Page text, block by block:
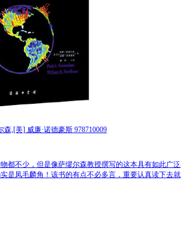
,[美] 威廉·诺德豪斯 978710009
都不少，但是像萨缪尔森教授撰写的这本具有如此广泛
是凤毛麟角！该书的有点不必多言，重要认真读下去就